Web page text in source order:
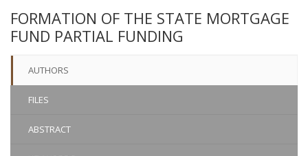
FORMATION OF THE STATE MORTGAGE
FUND PARTIAL FUNDING
AUTHORS
FILES
ABSTRACT